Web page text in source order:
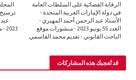
ترسيخ
الرقابة القضائية على السلطات العامة
في دولة الإمارات العربية المتحدة -
الأستاذ عبد الرحمن أحمد المهيري -
العدد 55 يونيو 2023 - منشورات موقع
الباحث القانوني - تقديم محمد القاسمي
قد تُعجبك هذه المشاركات